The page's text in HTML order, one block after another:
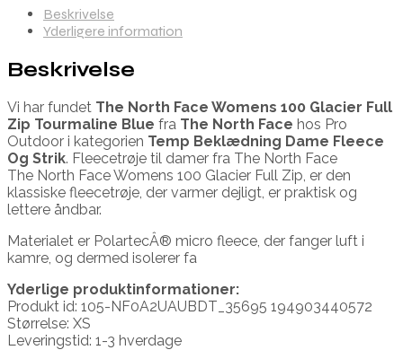
Beskrivelse
Yderligere information
Beskrivelse
Vi har fundet The North Face Womens 100 Glacier Full
Zip Tourmaline Blue fra The North Face hos Pro
Outdoor i kategorien Temp Beklædning Dame Fleece
Og Strik. Fleecetrøje til damer fra The North Face
The North Face Womens 100 Glacier Full Zip, er den
klassiske fleecetrøje, der varmer dejligt, er praktisk og
lettere åndbar.
Materialet er PolartecÂ® micro fleece, der fanger luft i
kamre, og dermed isolerer fa
Yderlige produktinformationer:
Produkt id: 105-NF0A2UAUBDT_35695 194903440572
Størrelse: XS
Leveringstid: 1-3 hverdage